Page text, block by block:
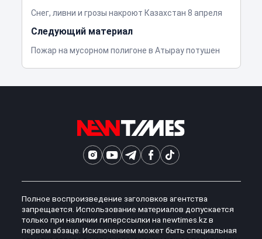
Снег, ливни и грозы накроют Казахстан 8 апреля
Следующий материал
Пожар на мусорном полигоне в Атырау потушен
Полное воспроизведение заголовков агентства
запрещается. Использование материалов допускается
только при наличии гиперссылки на newtimes.kz в
первом абзаце. Исключением может быть специальная